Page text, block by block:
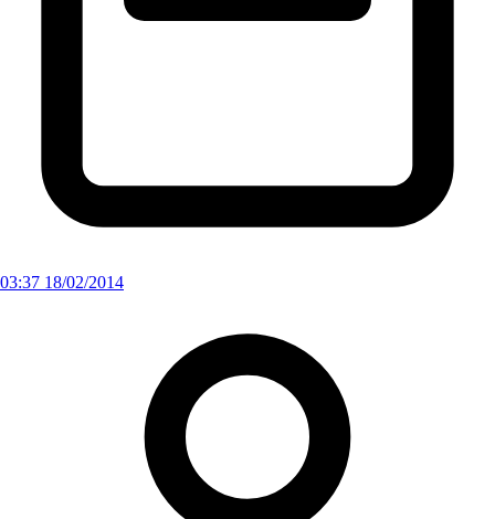
03:37 18/02/2014